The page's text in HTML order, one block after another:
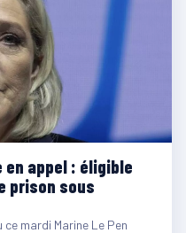
en appel : éligible
prison sous
mardi Marine Le Pen